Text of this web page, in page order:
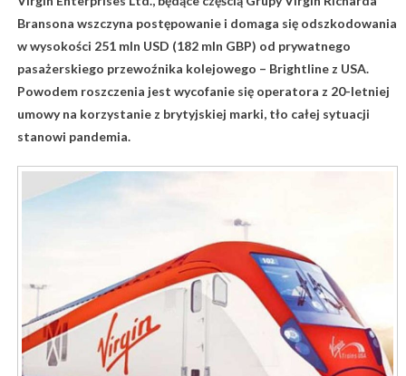
Bransona wszczyna postępowanie i domaga się odszkodowania
w wysokości 251 mln USD (182 mln GBP) od prywatnego
pasażerskiego przewoźnika kolejowego – Brightline z USA.
Powodem roszczenia jest wycofanie się operatora z 20-letniej
umowy na korzystanie z brytyjskiej marki, tło całej sytuacji
stanowi pandemia.